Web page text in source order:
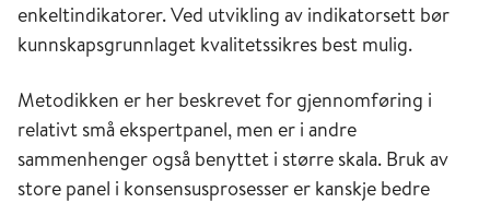
enkeltindikatorer. Ved utvikling av indikatorsett bør
kunnskapsgrunnlaget kvalitetssikres best mulig.
Metodikken er her beskrevet for gjennomføring i
relativt små ekspertpanel, men er i andre
sammenhenger også benyttet i større skala. Bruk av
store panel i konsensusprosesser er kanskje bedre